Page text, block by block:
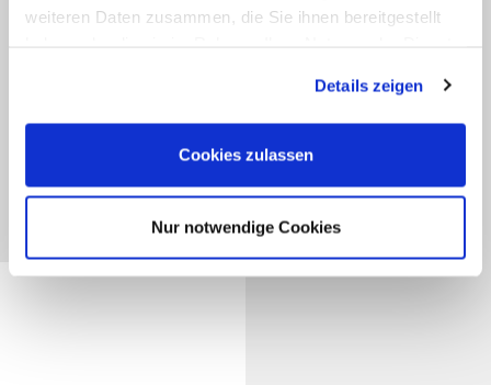
weiteren Daten zusammen, die Sie ihnen bereitgestellt
Details zeigen
Cookies zulassen
Nur notwendige Cookies